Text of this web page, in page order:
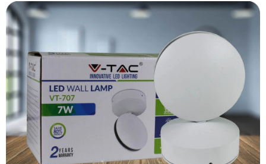
produktu
je
0.0
5
hviezdičiek.